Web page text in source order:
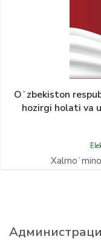
Oʻzbekiston
hozirgi holati va